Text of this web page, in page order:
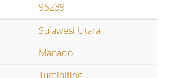
95239
Sulawesi Utara
Manado
Tuminiting